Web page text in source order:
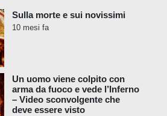
Sulla morte e sui novissimi
10 mesi fa
Un uomo viene colpito con
arma da fuoco e vede l’Inferno
– Video sconvolgente che
deve essere visto